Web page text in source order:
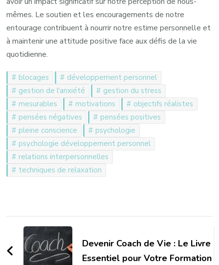
mêmes. Le soutien et les encouragements de notre
entourage contribuent à nourrir notre estime personnelle et
à maintenir une attitude positive face aux défis de la vie
quotidienne.
blocages
développement personnel
gestion de l'anxiété
gestion du stress
mesurables
motivations
objectifs réalistes
pensées négatives
pensées positives
pleine conscience
psychologie
psychologie développement personnel
relations interpersonnelles
techniques de relaxation
Navigation
d'article
Devenir Coach de Vie : Le Livre
Essentiel pour Votre Formation